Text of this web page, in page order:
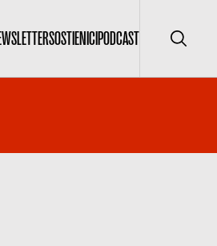
SOSTIENICIPODCAST Cerca